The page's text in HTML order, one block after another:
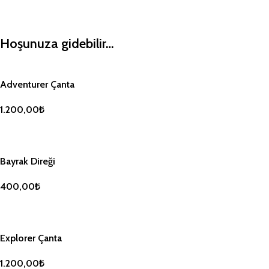
Hoşunuza gidebilir…
Adventurer Çanta
1.200,00₺
Bayrak Direği
400,00₺
Explorer Çanta
1.200,00₺